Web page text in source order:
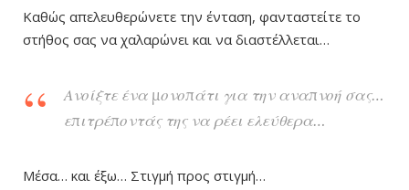
Καθώς απελευθερώνετε την ένταση, φανταστείτε το
στήθος σας να χαλαρώνει και να διαστέλλεται…
Ανοίξτε ένα μονοπάτι για την αναπνοή σας…
επιτρέποντάς της να ρέει ελεύθερα…
Μέσα… και έξω… Στιγμή προς στιγμή…